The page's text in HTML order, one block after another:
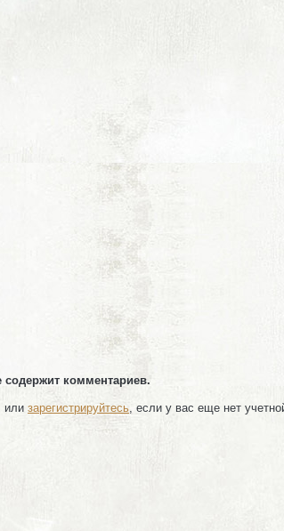
содержит комментариев.
или зарегистрируйтесь , если у вас еще нет